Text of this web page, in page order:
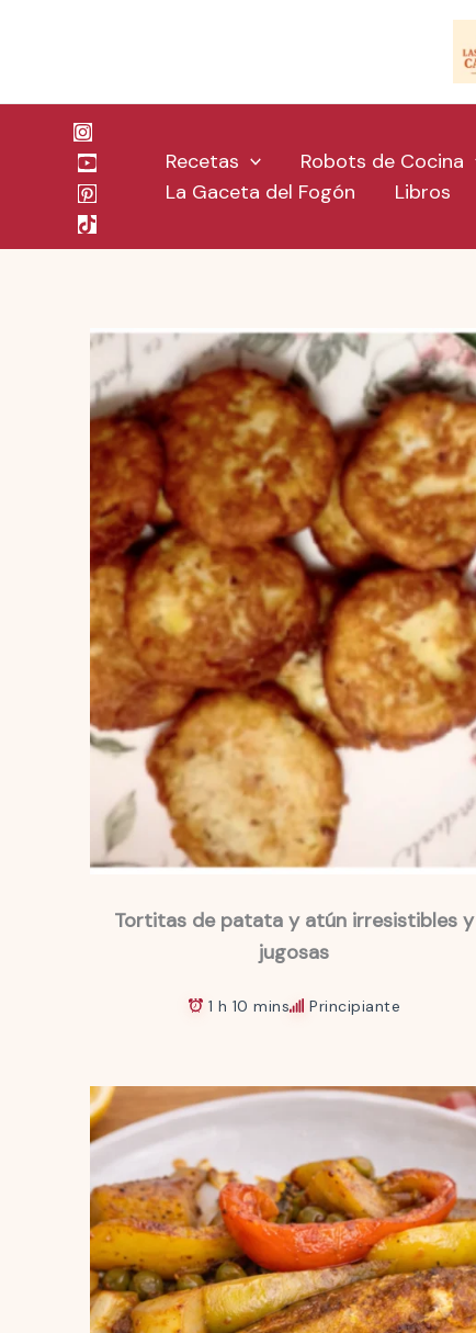
Recetas Robots de Cocina
La Gaceta del Fogón
Libros
Tortitas de patata y atún irresistibles y
jugosas
1 h 10 mins Principiante